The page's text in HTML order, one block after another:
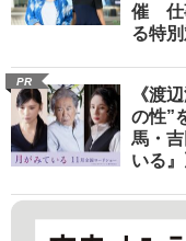
催 仕
る特
PR
《渡
の性”
馬・
いる』